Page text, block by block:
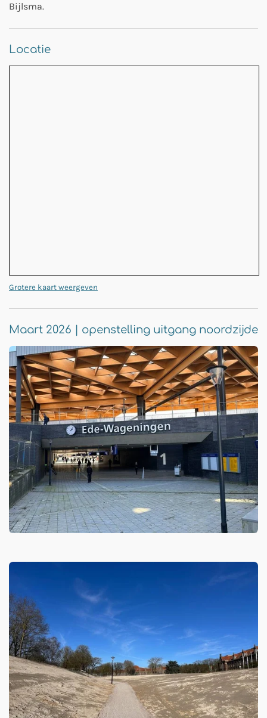
Bijlsma.
Locatie
Grotere kaart weergeven
Maart 2026 | openstelling uitgang noordzijde